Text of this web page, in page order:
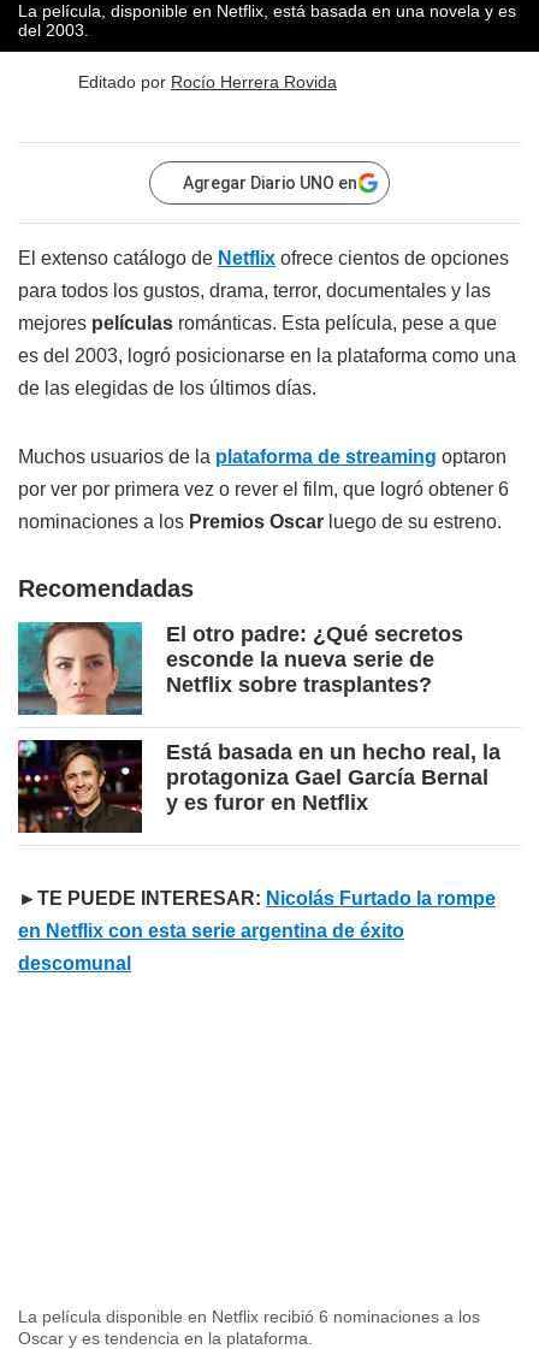
La película, disponible en Netflix, está basada en una novela y es
del 2003.
Editado por Rocío Herrera Rovida
Agregar Diario UNO en
El extenso catálogo de Netflix ofrece cientos de opciones
para todos los gustos, drama, terror, documentales y las
mejores películas románticas. Esta película, pese a que
es del 2003, logró posicionarse en la plataforma como una
de las elegidas de los últimos días.
Muchos usuarios de la plataforma de streaming optaron
por ver por primera vez o rever el film, que logró obtener 6
nominaciones a los Premios Oscar luego de su estreno.
Recomendadas
El otro padre: ¿Qué secretos
esconde la nueva serie de
Netflix sobre trasplantes?
Está basada en un hecho real, la
protagoniza Gael García Bernal
y es furor en Netflix
►TE PUEDE INTERESAR: Nicolás Furtado la rompe
en Netflix con esta serie argentina de éxito
descomunal
La película disponible en Netflix recibió 6 nominaciones a los
Oscar y es tendencia en la plataforma.